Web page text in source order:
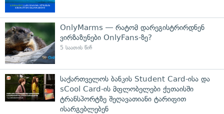
OnlyMarms — რატომ დარეგისტრირდნენ
ვირზაზუნები OnlyFans-ზე?
5 საათის წინ
საქართველოს ბანკის Student Card-ისა და
sCool Card-ის მფლობელები ქუთაისში
ტრანსპორტზე შეღავათიანი ტარიფით
ისარგებლებენ